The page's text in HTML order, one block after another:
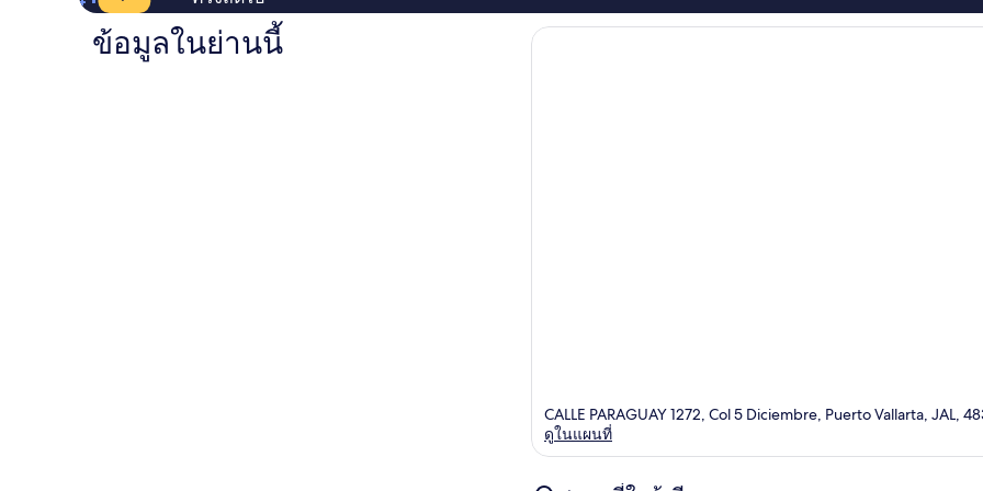
ข้อมูลในย่านนี้
CALLE PARAGUAY 1272, Col 5 Diciembre, Puerto Vallarta, JAL,
ดูในแผนที่